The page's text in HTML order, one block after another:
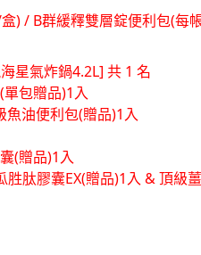
) / B群緩釋雙層錠便利包(每
星氣炸鍋4.2L] 共 1 名
單包贈品)1入
魚油便利包(贈品)1入
(贈品)1入
胜肽膠囊EX(贈品)1入 & 頂級